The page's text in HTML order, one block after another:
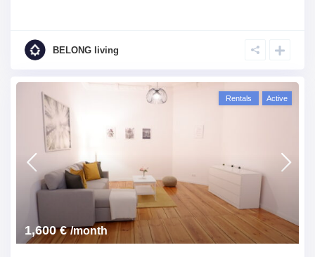
BELONG living
1,600 €/month
Rentals Active